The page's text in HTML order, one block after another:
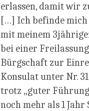
erlassen, damit wir
[…] Ich befinde mich
mit meinem
bei einer
Bürgschaft zur
Konsulat unter Nr.
trotz „guter
noch mehr als 1